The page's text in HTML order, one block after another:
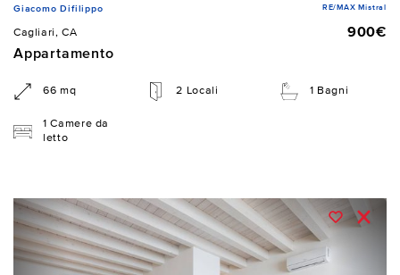
Giacomo Difilippo RE/MAX Mistral
Cagliari, CA
900€
Appartamento
66 mq 2 Locali 1 Bagni
1 Camere da
letto